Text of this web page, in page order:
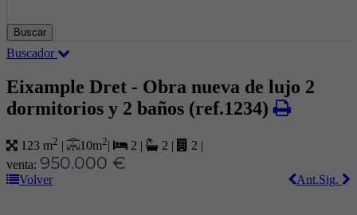
Buscar
Buscador
Eixample Dret - Obra nueva de lujo 2
dormitorios y 2 baños (ref.1234)
123 m2 | 10 m2| 2 | 2 | 2 |
venta: 950.000 €
Volver Sig.
Ant.